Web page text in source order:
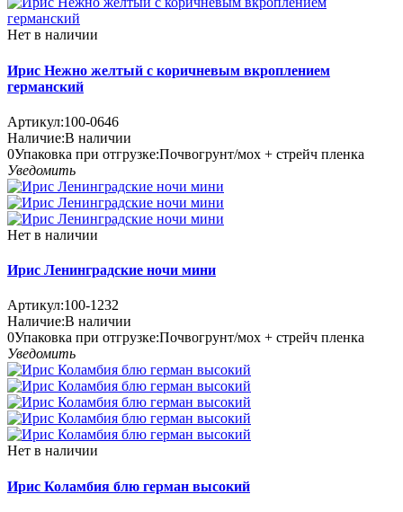
Нет в наличии
Ирис Нежно желтый с коричневым вкроплением
германский
Артикул:100-0646
Наличие:В наличии
0Упаковка при отгрузке:Почвогрунт/мох + стрейч пленка
Уведомить
Нет в наличии
Ирис Ленинградские ночи мини
Артикул:100-1232
Наличие:В наличии
0Упаковка при отгрузке:Почвогрунт/мох + стрейч пленка
Уведомить
Нет в наличии
Ирис Коламбия блю герман высокий